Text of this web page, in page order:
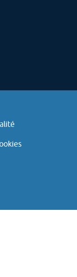
facebook (nouvel
- page